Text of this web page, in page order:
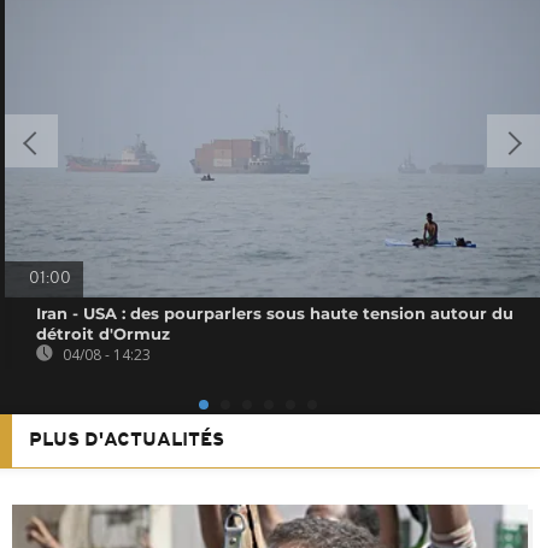
01:00
Iran - USA : des pourparlers sous haute tension autour du
détroit d'Ormuz
04/08 - 14:23
PLUS D'ACTUALITÉS